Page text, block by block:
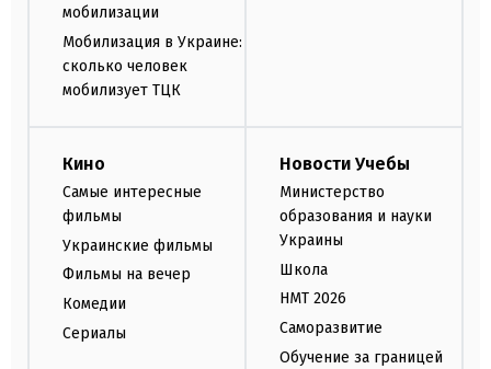
мобилизации
Мобилизация в Украине:
сколько человек
мобилизует ТЦК
Кино
Самые интересные
фильмы
Украинские фильмы
Фильмы на вечер
Комедии
Сериалы
Новости Учебы
Министерство
образования и науки
Украины
Школа
НМТ 2026
Саморазвитие
Обучение за границей